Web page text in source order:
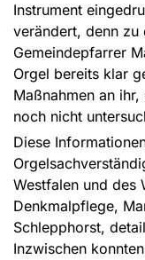
Instrument
verändert, denn zu
Gemeindepfarrer
Orgel bereits klar
Maßnahmen an
noch nicht
Diese
Westfalen und des
Denkmalpflege,
Schlepphorst,
Inzwischen